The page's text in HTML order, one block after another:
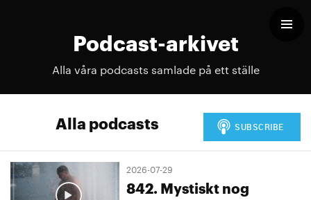
Podcast-arkivet
Alla våra podcasts samlade på ett ställe
Alla podcasts
2026-07-29
842. Mystiskt nog